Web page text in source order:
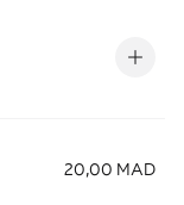
20,00 MAD